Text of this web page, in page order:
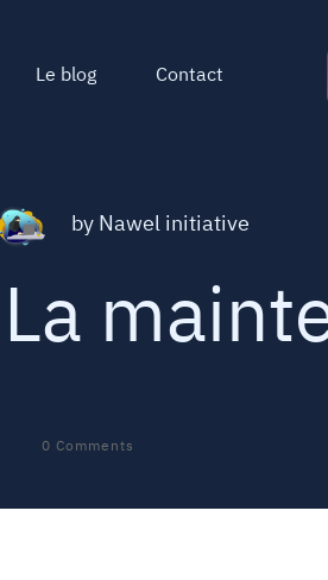
Le blog Contact
byNawel initiative
0 Comments